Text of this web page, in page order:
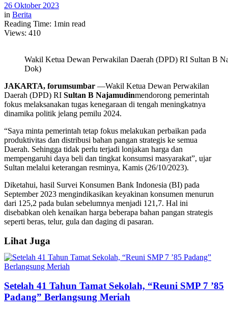
26 Oktober 2023
in Berita
Reading Time: 1min read
Views: 410
Wakil Ketua Dewan Perwakilan Daerah (DPD) RI Sultan B
Dok)
JAKARTA, forumsumbar —Wakil Ketua Dewan Perwakilan
Daerah (DPD) RI Sultan B Najamudinmendorong pemerintah
fokus melaksanakan tugas kenegaraan di tengah meningkatnya
dinamika politik jelang pemilu 2024.
“Saya minta pemerintah tetap fokus melakukan perbaikan pada
produktivitas dan distribusi bahan pangan strategis ke semua
Daerah. Sehingga tidak perlu terjadi lonjakan harga dan
mempengaruhi daya beli dan tingkat konsumsi masyarakat”, ujar
Sultan melalui keterangan resminya, Kamis (26/10/2023).
Diketahui, hasil Survei Konsumen Bank Indonesia (BI) pada
September 2023 mengindikasikan keyakinan konsumen menurun
dari 125,2 pada bulan sebelumnya menjadi 121,7. Hal ini
disebabkan oleh kenaikan harga beberapa bahan pangan strategis
seperti beras, telur, gula dan daging di pasaran.
Lihat Juga
Setelah 41 Tahun Tamat Sekolah, “Reuni SMP 7 ’85
Padang” Berlangsung Meriah